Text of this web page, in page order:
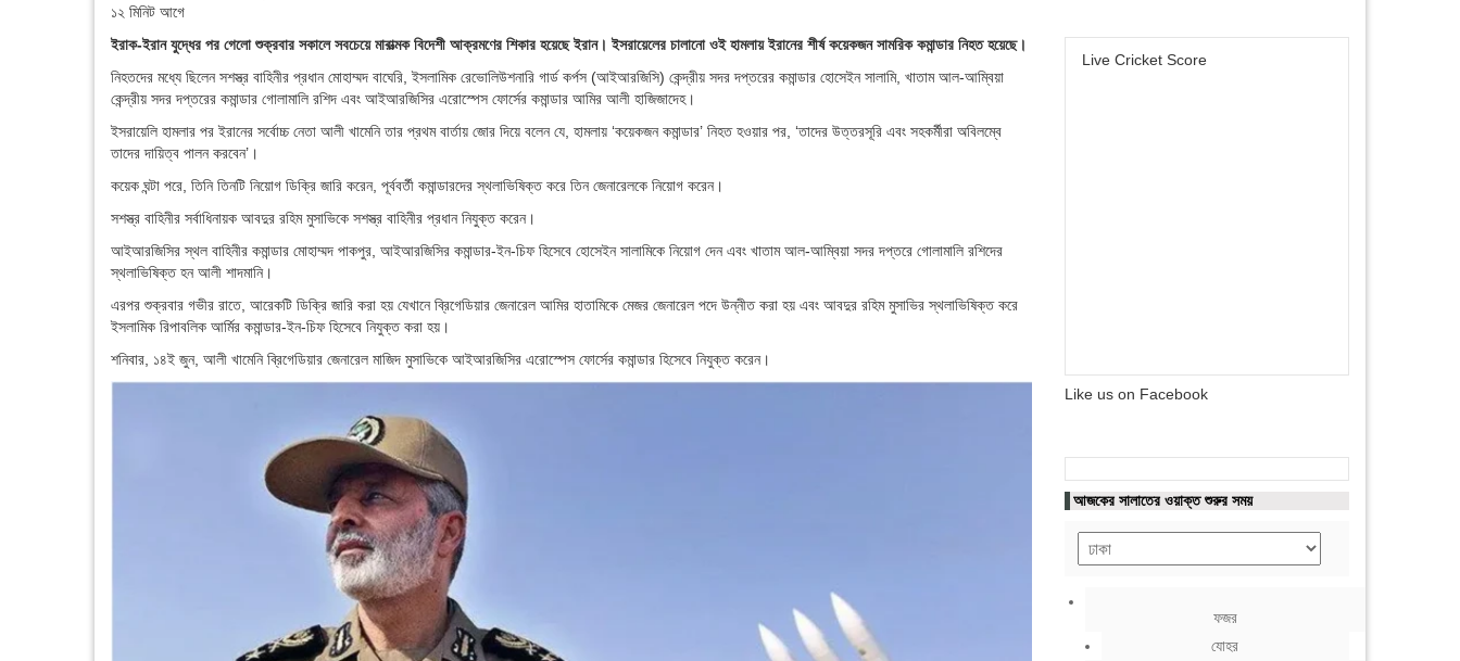
১২ মিনিট আগে
ইরাক-ইরান যুদ্ধের পর গেলো শুক্রবার সকালে সবচেয়ে মারাত্মক বিদেশী আক্রমণের শিকার হয়েছে ইরান। ইসরায়েলের চালানো ওই হামলায় ইরানের শীর্ষ কয়েকজন সামরিক কমান্ডার নিহত হয়েছে।
নিহতদের মধ্যে ছিলেন সশস্ত্র বাহিনীর প্রধান মোহাম্মদ বাঘেরি, ইসলামিক রেভোলিউশনারি গার্ড কর্পস (আইআরজিসি) কেন্দ্রীয় সদর দপ্তরের কমান্ডার হোসেইন সালামি, খাতাম আল-আম্বিয়া
কেন্দ্রীয় সদর দপ্তরের কমান্ডার গোলামালি রশিদ এবং আইআরজিসির এরোস্পেস ফোর্সের কমান্ডার আমির আলী হাজিজাদেহ।
ইসরায়েলি হামলার পর ইরানের সর্বোচ্চ নেতা আলী খামেনি তার প্রথম বার্তায় জোর দিয়ে বলেন যে, হামলায় ‘কয়েকজন কমান্ডার’ নিহত হওয়ার পর, ‘তাদের উত্তরসূরি এবং সহকর্মীরা অবিলম্বে
তাদের দায়িত্ব পালন করবেন’।
কয়েক ঘন্টা পরে, তিনি তিনটি নিয়োগ ডিক্রি জারি করেন, পূর্ববর্তী কমান্ডারদের স্থলাভিষিক্ত করে তিন জেনারেলকে নিয়োগ করেন।
সশস্ত্র বাহিনীর সর্বাধিনায়ক আবদুর রহিম মুসাভিকে সশস্ত্র বাহিনীর প্রধান নিযুক্ত করেন।
আইআরজিসির স্থল বাহিনীর কমান্ডার মোহাম্মদ পাকপুর, আইআরজিসির কমান্ডার-ইন-চিফ হিসেবে হোসেইন সালামিকে নিয়োগ দেন এবং খাতাম আল-আম্বিয়া সদর দপ্তরে গোলামালি রশিদের
স্থলাভিষিক্ত হন আলী শাদমানি।
এরপর শুক্রবার গভীর রাতে, আরেকটি ডিক্রি জারি করা হয় যেখানে ব্রিগেডিয়ার জেনারেল আমির হাতামিকে মেজর জেনারেল পদে উন্নীত করা হয় এবং আবদুর রহিম মুসাভির স্থলাভিষিক্ত করে
ইসলামিক রিপাবলিক আর্মির কমান্ডার-ইন-চিফ হিসেবে নিযুক্ত করা হয়।
শনিবার, ১৪ই জুন, আলী খামেনি ব্রিগেডিয়ার জেনারেল মাজিদ মুসাভিকে আইআরজিসির এরোস্পেস ফোর্সের কমান্ডার হিসেবে নিযুক্ত করেন।
Live Cricket Score
Like us on Facebook
আজকের সালাতের ওয়াক্ত শুরুর সময়
ফজর
যোহর